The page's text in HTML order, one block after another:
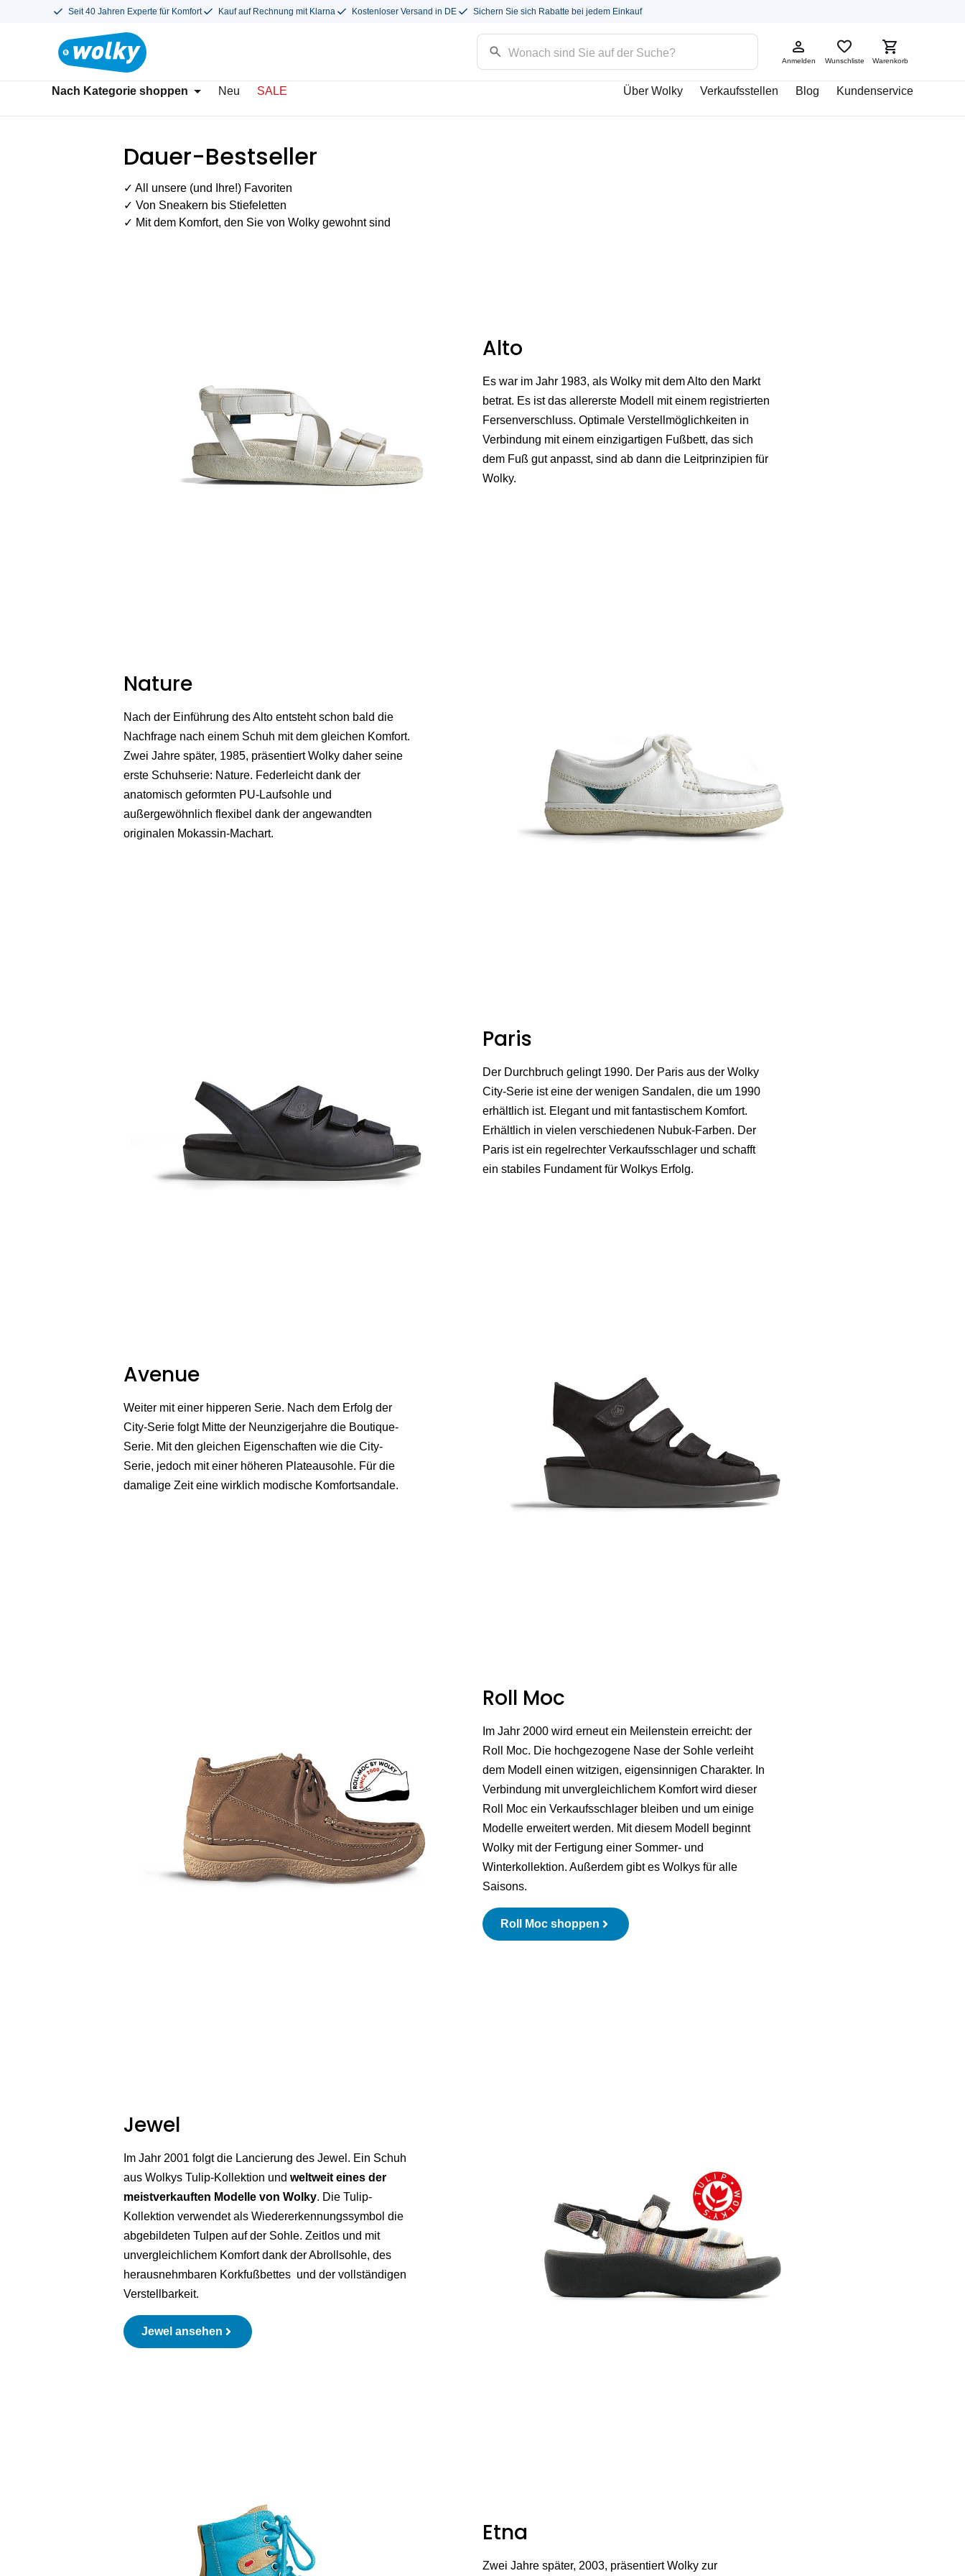
Seit 40 Jahren Experte für Komfort Kauf auf Rechnung mit Klarna Kostenloser Versand in DE Sichern Sie sich Rabatte bei jedem Einkauf
Anmelden Wunschliste Warenkorb
Nach Kategorie shoppen Neu SALE Über Wolky Verkaufsstellen Blog Kundenservice
Dauer-Bestseller
✓ All unsere (und Ihre!) Favoriten
✓ Von Sneakern bis Stiefeletten
✓ Mit dem Komfort, den Sie von Wolky gewohnt sind
Alto
Es war im Jahr 1983, als Wolky mit dem Alto den Markt
betrat. Es ist das allererste Modell mit einem registrierten
Fersenverschluss. Optimale Verstellmöglichkeiten in
Verbindung mit einem einzigartigen Fußbett, das sich
dem Fuß gut anpasst, sind ab dann die Leitprinzipien für
Wolky.
Nature
Nach der Einführung des Alto entsteht schon bald die
Nachfrage nach einem Schuh mit dem gleichen Komfort.
Zwei Jahre später, 1985, präsentiert Wolky daher seine
erste Schuhserie: Nature. Federleicht dank der
anatomisch geformten PU-Laufsohle und
außergewöhnlich flexibel dank der angewandten
originalen Mokassin-Machart.
Paris
Der Durchbruch gelingt 1990. Der Paris aus der Wolky
City-Serie ist eine der wenigen Sandalen, die um 1990
erhältlich ist. Elegant und mit fantastischem Komfort.
Erhältlich in vielen verschiedenen Nubuk-Farben. Der
Paris ist ein regelrechter Verkaufsschlager und schafft
ein stabiles Fundament für Wolkys Erfolg.
Avenue
Weiter mit einer hipperen Serie. Nach dem Erfolg der
City-Serie folgt Mitte der Neunzigerjahre die Boutique-
Serie. Mit den gleichen Eigenschaften wie die City-
Serie, jedoch mit einer höheren Plateausohle. Für die
damalige Zeit eine wirklich modische Komfortsandale.
Roll Moc
Im Jahr 2000 wird erneut ein Meilenstein erreicht: der
Roll Moc. Die hochgezogene Nase der Sohle verleiht
dem Modell einen witzigen, eigensinnigen Charakter. In
Verbindung mit unvergleichlichem Komfort wird dieser
Roll Moc ein Verkaufsschlager bleiben und um einige
Modelle erweitert werden. Mit diesem Modell beginnt
Wolky mit der Fertigung einer Sommer- und
Winterkollektion. Außerdem gibt es Wolkys für alle
Saisons.
Roll Moc shoppen
Jewel
Im Jahr 2001 folgt die Lancierung des Jewel. Ein Schuh
aus Wolkys Tulip-Kollektion und weltweit eines der
meistverkauften Modelle von Wolky. Die Tulip-
Kollektion verwendet als Wiedererkennungssymbol die
abgebildeten Tulpen auf der Sohle. Zeitlos und mit
unvergleichlichem Komfort dank der Abrollsohle, des
herausnehmbaren Korkfußbettes und der vollständigen
Verstellbarkeit.
Jewel ansehen
Etna
Zwei Jahre später, 2003, präsentiert Wolky zur